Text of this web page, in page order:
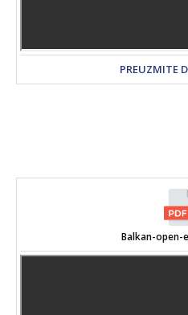
PREUZMITE
Balkan-open-